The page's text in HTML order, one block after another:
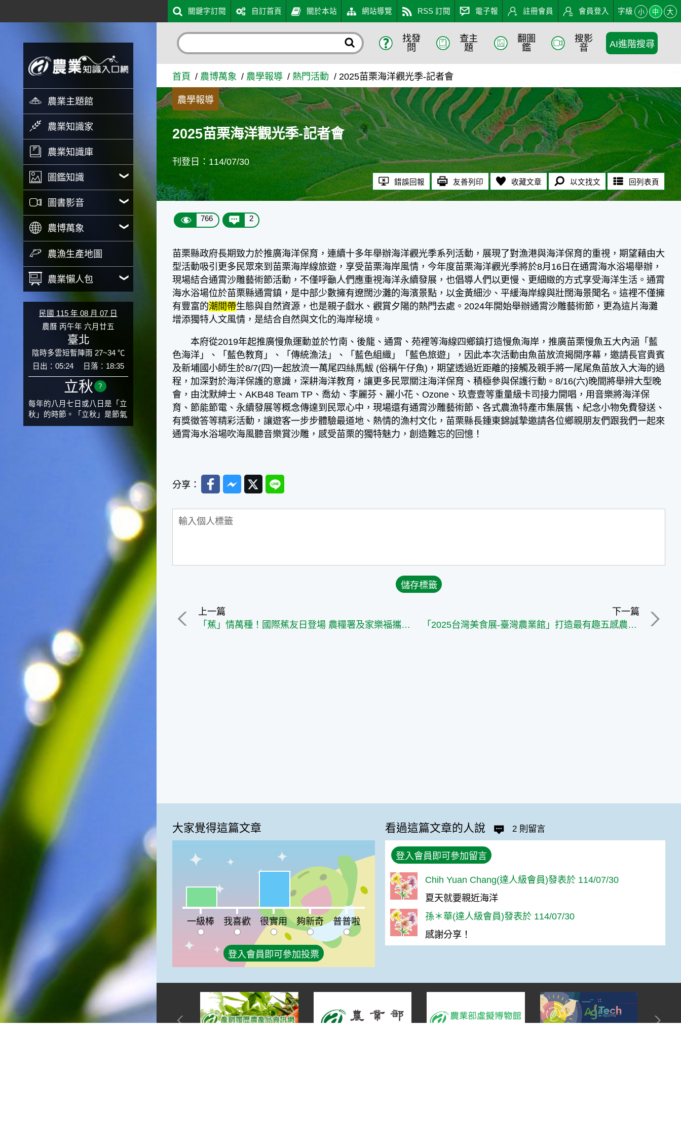
2025苗栗海洋觀光季-記者會 - 農業知識入口網
農業主題館
農業知識家
農業知識庫
圖鑑知識
圖書影音
農博萬象
農漁生產地圖
農業懶人包
民國 115 年 08 月 07 日
農曆 丙午年 六月廿五
臺北
陰時多雲短暫陣雨 27~34 ℃
日出：05:24
日落：18:35
立秋 ?
每年的八月七日或八日是「立
秋」的時節。「立秋」是節氣
邁入秋涼的先聲，表示酷熱難
大概要再經過兩個月後，才能
感受到明顯的季節改變。◎節
氣小農夫我國以農立國，在大
秋」節氣為準。農夫們一定要
趕在立秋前後完成插秧工作，
否則再晚的話，就會影響稻作
的生長。因為二期稻作最怕的
是遇上低溫期，稻子會長不
好，所以選對時機插秧播種是
很重要的。◎節氣小漁夫在這
個時節，台灣周圍海域的水溫
仍然偏高，所以此時的漁獲還
是多屬於暖水魚，例如東部的
海域可以捕獲到鮮美的立翅旗
魚，在高雄外海有小串、烏
賊，澎湖附近則有鰆、蝦可以
捕獲。◎節氣小園丁這個節氣
是龍眼的盛產期，「龍眼」是
一般家庭在喜慶時常選用的水
果。在民間，人們相信吃了龍
眼肉，子孫會做大官，而且龍
眼又稱為「福圓」，所以有句
俗諺是這麼說的：「食福圓生
子生孫中狀元」，可見龍眼在
民間流傳的說法中是種有「福
氣」的水果喔！◎節氣生活在
這個節氣裡，最重要的節日就
是八月八日的父親節了。或許
因為父親節不一定逢到星期日
的關係，父親節在感覺上似乎
沒有母親節來得熱絡。不過，
父親為家庭付出的辛苦與努力
可不亞於母親喔！小朋友應該
趁著一年一度的父親節，對爸
爸表達出心中的敬重與關愛，
◎節氣俗諺1.「雷打秋，年冬
高地半收，低地水漂流」這句
俗諺的意思是：立秋這一天如
果打雷，對二期水稻的收成會
有不好的影響。所以對農夫而
言，立秋日是十分忌諱打雷的
喔！2.「六月秋，快溜溜；七
月秋，秋後油」這句俗諺的意
思是：根據老一輩人的說法，
如果立秋這一天是在農曆六
月，則漁民的作業期會比較早
結束；如果「立秋日」在七
月，則天氣會持續穩定，今年
關鍵字訂閱 自訂首頁 關於本站 網站導覽 RSS 訂閱 電子報 註冊會員 會員登入 字級 小 中 大
找發
問
查主
題
翻圖
鑑
搜影
音
AI進階搜尋
首頁 農博萬象 農學報導 熱門活動 2025苗栗海洋觀光季-記者會
農學報導
2025苗栗海洋觀光季-記者會
刊登日：114/07/30
錯誤回報 友善列印 收藏文章 以文找文 回列表頁
766 2
苗栗縣政府長期致力於推廣海洋保育，連續十多年舉辦海洋觀光季系列活動，展現了對漁港與海洋保育的重視，期望藉由大
型活動吸引更多民眾來到苗栗海岸線旅遊，享受苗栗海岸風情，今年度苗栗海洋觀光季將於8月16日在通霄海水浴場舉辦，
現場結合通霄沙雕藝術節活動，不僅呼籲人們應重視海洋永續發展，也倡導人們以更慢、更細緻的方式享受海洋生活。通霄
海水浴場位於苗栗縣通霄鎮，是中部少數擁有遼闊沙灘的海濱景點，以金黃細沙、平緩海岸線與壯闊海景聞名。這裡不僅擁
有豐富的潮間帶生態與自然資源，也是親子戲水、觀賞夕陽的熱門去處。2024年開始舉辦通霄沙雕藝術節，更為這片海灘
增添獨特人文風情，是結合自然與文化的海岸秘境。
本府從2019年起推廣慢魚運動並於竹南、後龍、通霄、苑裡等海線四鄉鎮打造慢魚海岸，推廣苗栗慢魚五大內涵「藍
色海洋」、「藍色教育」、「傳統漁法」、「藍色組織」「藍色旅遊」，因此本次活動由魚苗放流揭開序幕，邀請長官貴賓
及新埔國小師生於8/7(四)一起放流一萬尾四絲馬鮁 (俗稱午仔魚)，期望透過近距離的接觸及親手將一尾尾魚苗放入大海的過
程，加深對於海洋保護的意識，深耕海洋教育，讓更多民眾關注海洋保育、積極參與保護行動。8/16(六)晚間將舉辨大型晚
會，由沈默紳士、AKB48 Team TP、喬幼、李麗芬、麗小花、Ozone、玖壹壹等重量級卡司接力開唱，用音樂將海洋保
育、節能節電、永續發展等概念傳達到民眾心中，現場還有通霄沙雕藝術節、各式農漁特產市集展售、紀念小物免費發送、
有獎徵答等精彩活動，讓遊客一步步體驗最道地、熱情的漁村文化，苗栗縣長鍾東錦誠摯邀請各位鄉親朋友們跟我們一起來
通霄海水浴場吹海風聽音樂賞沙雕，感受苗栗的獨特魅力，創造難忘的回憶！
分享：
FacebookMessenger
TwitterLine
上一篇
「蕉」情萬種！國際蕉友日登場 農糧署及家樂福攜手外籍KOL創意料理秀為臺灣香蕉發聲
下一篇
「2025台灣美食展-臺灣農業館」打造最有趣五感農遊盛典 跟著味道去旅行、滿額抽萬元好禮
大家覺得這篇文章
一級棒:36%
我喜歡:0%
很實用:64%
夠新奇:0%普普啦:0%
一級棒 我喜歡 很實用 夠新奇 普普啦
登入會員即可參加投票
看過這篇文章的人說 2 則留言
登入會員即可參加留言
Chih Yuan Chang(達人級會員)發表於 114/07/30
夏天就要親近海洋
孫＊華(達人級會員)發表於 114/07/30
感謝分享！